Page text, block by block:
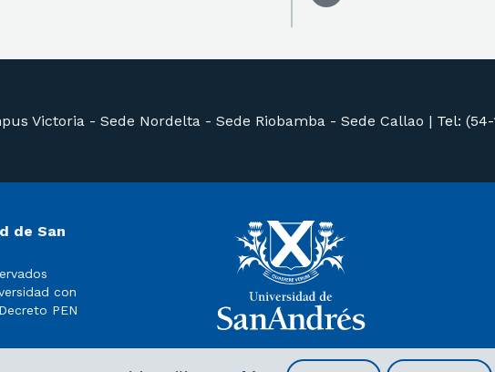
Victoria - Sede Nordelta - Sede Riobamba - Sede Callao | Tel:
de San
con
PEN